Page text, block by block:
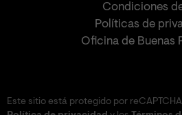
Condiciones
Políticas de
Oficina de Buenas
Este sitio está protegido por